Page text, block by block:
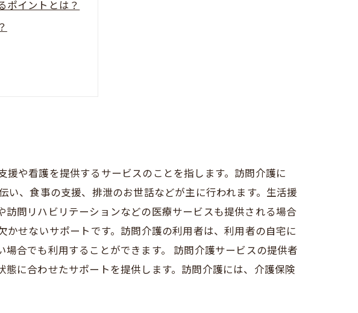
ポイントとは？
や看護を提供するサービスのことを指します。訪問介護に
、食事の支援、排泄のお世話などが主に行われます。生活援
問リハビリテーションなどの医療サービスも提供される場合
せないサポートです。訪問介護の利用者は、利用者の自宅に
合でも利用することができます。 訪問介護サービスの提供者
に合わせたサポートを提供します。訪問介護には、介護保険